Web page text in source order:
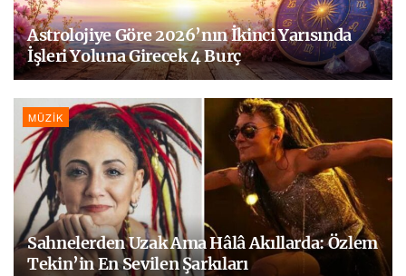
Astrolojiye Göre 2026’nın İkinci Yarısında
İşleri Yoluna Girecek 4 Burç
MÜZIK
Sahnelerden Uzak Ama Hâlâ Akıllarda: Özlem
Tekin’in En Sevilen Şarkıları